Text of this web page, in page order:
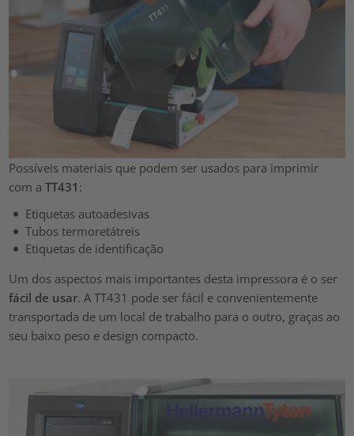
Possíveis materiais que podem ser usados para imprimir
com aTT431 :
Etiquetas autoadesivas
Tubos termoretátreis
Etiquetas de identificação
Um dos aspectos mais importantes desta impressora é o ser
fácil de usar. A TT431 pode ser fácil e convenientemente
transportada de um local de trabalho para o outro, graças ao
seu baixo peso e design compacto.